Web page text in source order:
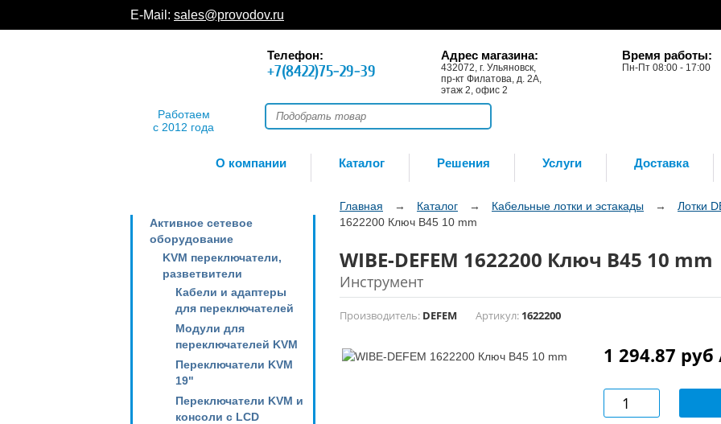
E-Mail: sales@provodov.ru
Работаем
с 2012 года
Телефон:
+7(8422)75-29-39
Адрес магазина:
432072, г. Ульяновск,
пр-кт Филатова, д. 2А,
этаж 2, офис 2
Время работы:
Пн-Пт 08:00 - 17:00
О компании Каталог Решения Услуги Доставка
Активное сетевое
оборудование
KVM переключатели,
разветвители
Кабели и адаптеры
для переключателей
Модули для
переключателей KVM
Переключатели KVM
19"
Переключатели KVM и
консоли с LCD
Главная → Каталог → Кабельные лотки и эстакады → Лотки
1622200 Ключ B45 10 mm
WIBE-DEFEM 1622200 Ключ B45 10 mm
Инструмент
Производитель: DEFEM Артикул: 1622200
1 294.87